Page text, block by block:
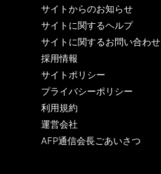
サイトからのお知らせ
サイトに関するヘルプ
サイトに関するお問い合わせ
採用情報
サイトポリシー
プライバシーポリシー
利用規約
運営会社
AFP通信会長ごあいさつ